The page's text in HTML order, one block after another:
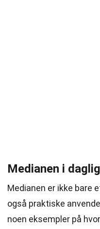
Medianen i
Medianen er ikke bare
også praktiske
noen eksempler på